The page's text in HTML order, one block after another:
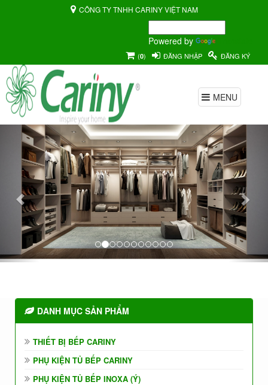
CÔNG TY TNHH CARINY VIỆT NAM
Powered by
(0) ĐĂNG NHẬP ĐĂNG KÝ
MENU
Previous
DANH MỤC SẢN PHẨM
THIẾT BỊ BẾP CARINY
PHỤ KIỆN TỦ BẾP CARINY
PHỤ KIỆN TỦ BẾP INOXA (Ý)